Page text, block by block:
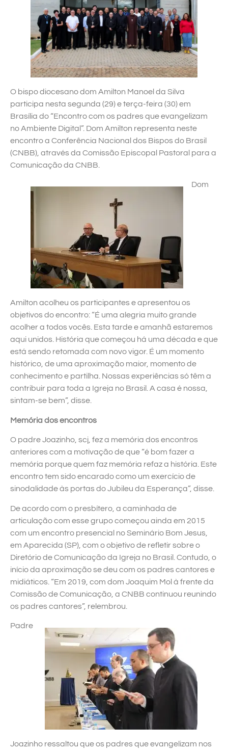
O bispo diocesano dom Amilton Manoel da Silva
participa nesta segunda (29) e terça-feira (30) em
Brasília do “Encontro com os padres que evangelizam
no Ambiente Digital”. Dom Amilton representa neste
encontro a Conferência Nacional dos Bispos do Brasil
(CNBB), através da Comissão Episcopal Pastoral para a
Comunicação da CNBB.
Dom
Amilton acolheu os participantes e apresentou os
objetivos do encontro: “É uma alegria muito grande
acolher a todos vocês. Esta tarde e amanhã estaremos
aqui unidos. História que começou há uma década e que
está sendo retomada com novo vigor. É um momento
histórico, de uma aproximação maior, momento de
conhecimento e partilha. Nossas experiências só têm a
contribuir para toda a Igreja no Brasil. A casa é nossa,
sintam-se bem”, disse.
Memória dos encontros
O padre Joazinho, scj, fez a memória dos encontros
anteriores com a motivação de que “é bom fazer a
memória porque quem faz memória refaz a história. Este
encontro tem sido encarado como um exercício de
sinodalidade às portas do Jubileu da Esperança”, disse.
De acordo com o presbítero, a caminhada de
articulação com esse grupo começou ainda em 2015
com um encontro presencial no Seminário Bom Jesus,
em Aparecida (SP), com o objetivo de refletir sobre o
Diretório de Comunicação da Igreja no Brasil. Contudo, o
início da aproximação se deu com os padres cantores e
midiáticos. “Em 2019, com dom Joaquim Mol à frente da
Comissão de Comunicação, a CNBB continuou reunindo
os padres cantores”, relembrou.
Padre
Joazinho ressaltou que os padres que evangelizam nos